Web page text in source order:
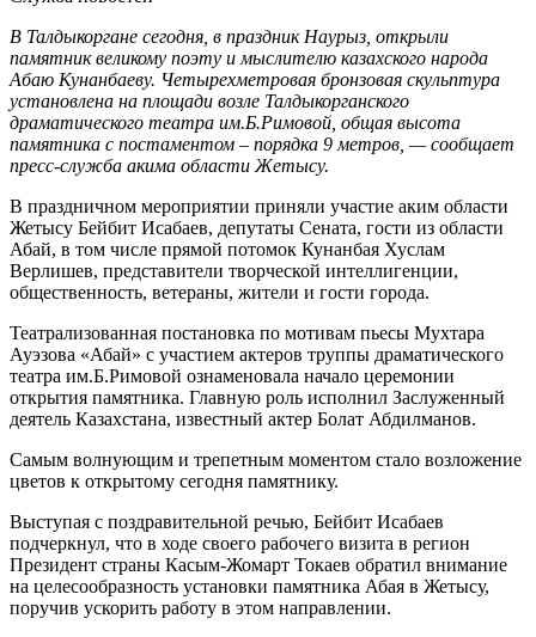
В Талдыкоргане сегодня, в праздник Наурыз, открыли
памятник великому поэту и мыслителю казахского народа
Абаю Кунанбаеву. Четырехметровая бронзовая скульптура
установлена на площади возле Талдыкорганского
драматического театра им.Б.Римовой, общая высота
памятника с постаментом – порядка 9 метров, — сообщает
пресс-служба акима области Жетысу.
В праздничном мероприятии приняли участие аким области
Жетысу Бейбит Исабаев, депутаты Сената, гости из области
Абай, в том числе прямой потомок Кунанбая Хуслам
Верлишев, представители творческой интеллигенции,
общественность, ветераны, жители и гости города.
Театрализованная постановка по мотивам пьесы Мухтара
Ауэзова «Абай» с участием актеров труппы драматического
театра им.Б.Римовой ознаменовала начало церемонии
открытия памятника. Главную роль исполнил Заслуженный
деятель Казахстана, известный актер Болат Абдилманов.
Самым волнующим и трепетным моментом стало возложение
цветов к открытому сегодня памятнику.
Выступая с поздравительной речью, Бейбит Исабаев
подчеркнул, что в ходе своего рабочего визита в регион
Президент страны Касым-Жомарт Токаев обратил внимание
на целесообразность установки памятника Абая в Жетысу,
поручив ускорить работу в этом направлении.